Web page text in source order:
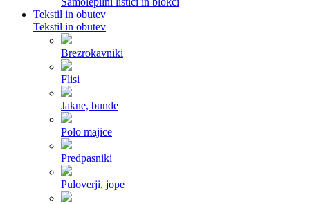
Tekstil in obutev
Tekstil in obutev
Brezrokavniki
Flisi
Jakne, bunde
Polo majice
Predpasniki
Puloverji, jope